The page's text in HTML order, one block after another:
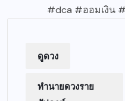
#dca #ออมเงิน
ดูดวง
ทำนายดวงราย